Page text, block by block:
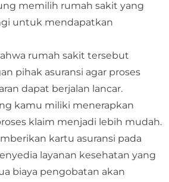
memilih rumah sakit yang
untuk mendapatkan
rumah sakit tersebut
pihak asuransi agar proses
dapat berjalan lancar.
kamu miliki menerapkan
klaim menjadi lebih mudah.
kartu asuransi pada
layanan kesehatan yang
biaya pengobatan akan